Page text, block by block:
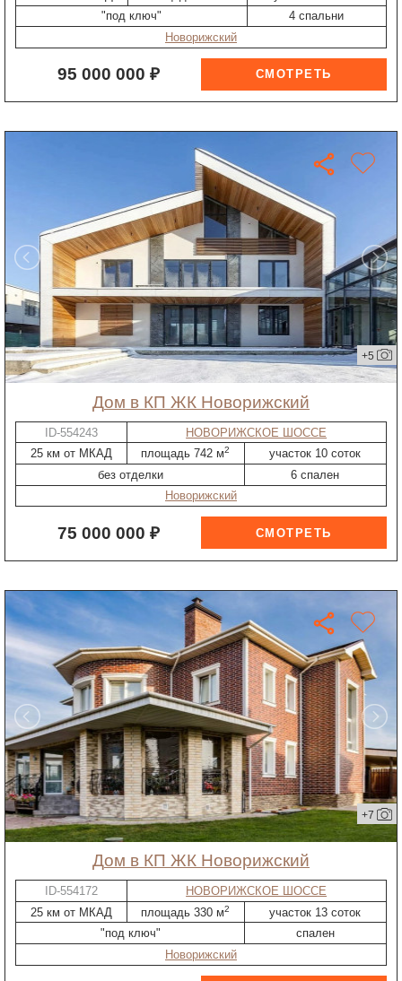
"под ключ"
4 спальни
Новорижский
95 000 000 ₽
+5
дом в КП ЖК Новорижский
ID-554243
НОВОРИЖСКОЕ ШОССЕ
25 км от МКАД
площадь 742 м2
участок 10 соток
без отделки
6 спален
Новорижский
75 000 000 ₽
+7
дом в КП ЖК Новорижский
ID-554172
НОВОРИЖСКОЕ ШОССЕ
25 км от МКАД
площадь 330 м2
участок 13 соток
"под ключ"
спален
Новорижский